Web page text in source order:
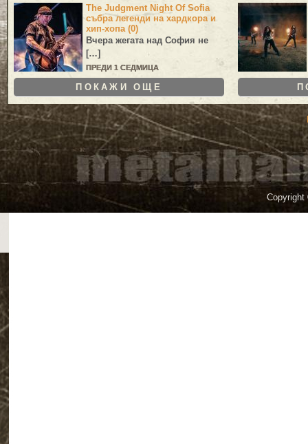
The Judgment Night Of Sofia
събра легенди на хардкора и
хип-хопа (0)
Вчера жегата над София не
[…]
ПРЕДИ 1 СЕДМИЦА
ПОКАЖИ ОЩЕ